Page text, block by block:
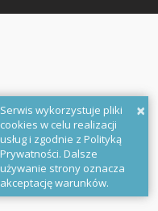
×
Serwis wykorzystuje pliki
cookies w celu realizacji
usług i zgodnie z Polityką
Prywatności. Dalsze
używanie strony oznacza
akceptację warunków.